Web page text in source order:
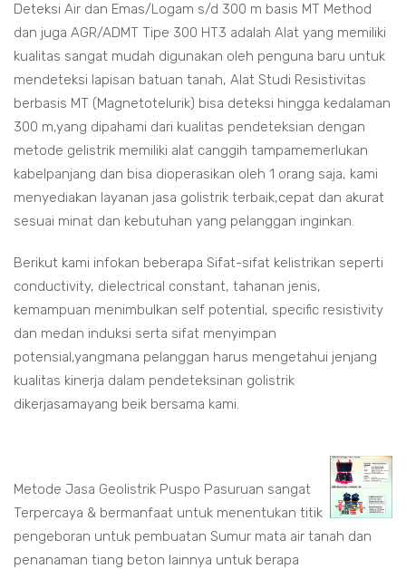
Deteksi Air dan Emas/Logam s/d 300 m basis MT Method
dan juga AGR/ADMT Tipe 300 HT3 adalah Alat yang memiliki
kualitas sangat mudah digunakan oleh penguna baru untuk
mendeteksi lapisan batuan tanah, Alat Studi Resistivitas
berbasis MT (Magnetotelurik) bisa deteksi hingga kedalaman
300 m,yang dipahami dari kualitas pendeteksian dengan
metode gelistrik memiliki alat canggih tampamemerlukan
kabelpanjang dan bisa dioperasikan oleh 1 orang saja, kami
menyediakan layanan jasa golistrik terbaik,cepat dan akurat
sesuai minat dan kebutuhan yang pelanggan inginkan.
Berikut kami infokan beberapa Sifat-sifat kelistrikan seperti
conductivity, dielectrical constant, tahanan jenis,
kemampuan menimbulkan self potential, specific resistivity
dan medan induksi serta sifat menyimpan
potensial,yangmana pelanggan harus mengetahui jenjang
kualitas kinerja dalam pendeteksinan golistrik
dikerjasamayang beik bersama kami.
Metode Jasa Geolistrik Puspo Pasuruan sangat
Terpercaya & bermanfaat untuk menentukan titik
pengeboran untuk pembuatan Sumur mata air tanah dan
penanaman tiang beton lainnya untuk berapa